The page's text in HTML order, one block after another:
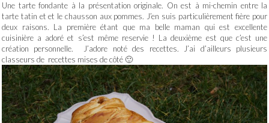
Une tarte fondante à la présentation originale. On est à mi-chemin entre la
tarte tatin et et le chausson aux pommes. J’en suis particulièrement fière pour
deux raisons. La première étant que ma belle maman qui est excellente
cuisinière a adoré et s’est même reservie ! La deuxième est que c’est une
création personnelle. J’adore noté des recettes. J’ai d’ailleurs plusieurs
classeurs de recettes mises de côté 🙂